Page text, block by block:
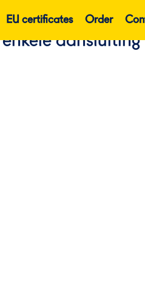
EU certificates Order